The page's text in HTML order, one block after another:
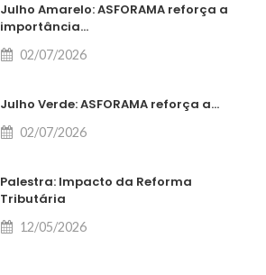
Julho Amarelo: ASFORAMA reforça a
importância...
02/07/2026
Julho Verde: ASFORAMA reforça a...
02/07/2026
Palestra: Impacto da Reforma
Tributária
12/05/2026